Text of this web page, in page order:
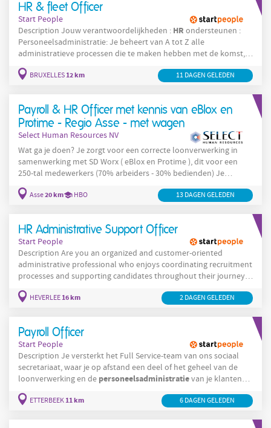
HR & fleet Officer
Start People
Description Jouw verantwoordelijkheden : HR ondersteunen :
Personeelsadministratie: Je beheert van A tot Z alle
administratieve processen die te maken hebben met de komst,
het leven in het bedrijf en het vertrek van medewerkers
(contracten, loonverwerking/encoding, klasseren & scannen,
uitzendkrachten, enz.). Je
BRUXELLES12 km 11 DAGEN GELEDEN
Payroll & HR Officer met kennis van eBlox en
Protime - Regio Asse - met wagen
Select Human Resources NV
Wat ga je doen? Je zorgt voor een correcte loonverwerking in
samenwerking met SD Worx ( eBlox en Protime ), dit voor een
250-tal medewerkers (70% arbeiders - 30% bedienden) Je
beheert sociale documenten zoals in- en uitdiensttreding,
tijdskrediet, economische werkloosheid… Je houdt deHR-
correcte invoer en opvolging Je bent het eerste aanspreekpunt
Asse20 km HBO 13 DAGEN GELEDEN
HR Administrative Support Officer
Start People
Description Are you an organized and customer-oriented
administrative professional who enjoys coordinating recruitment
processes and supporting candidates throughout their journey?
We are looking for an Administrative Support
temporary support for our PhD and internship recruitment
HEVERLEE16 km 2 DAGEN GELEDEN
Payroll Officer
Start People
Description Je versterkt het Full Service-team van ons sociaal
secretariaat, waar je op afstand een deel of het geheel van de
loonverwerking en de personeelsadministratievan je klanten
voor je rekening neemt, in overeenstemming met de met hen
gesloten overeenkomsten. Je bouwt een duurzame relatie op
ETTERBEEK11 km 6 DAGEN GELEDEN